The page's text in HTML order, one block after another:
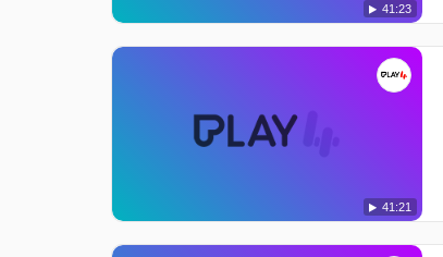
41:23
41:21